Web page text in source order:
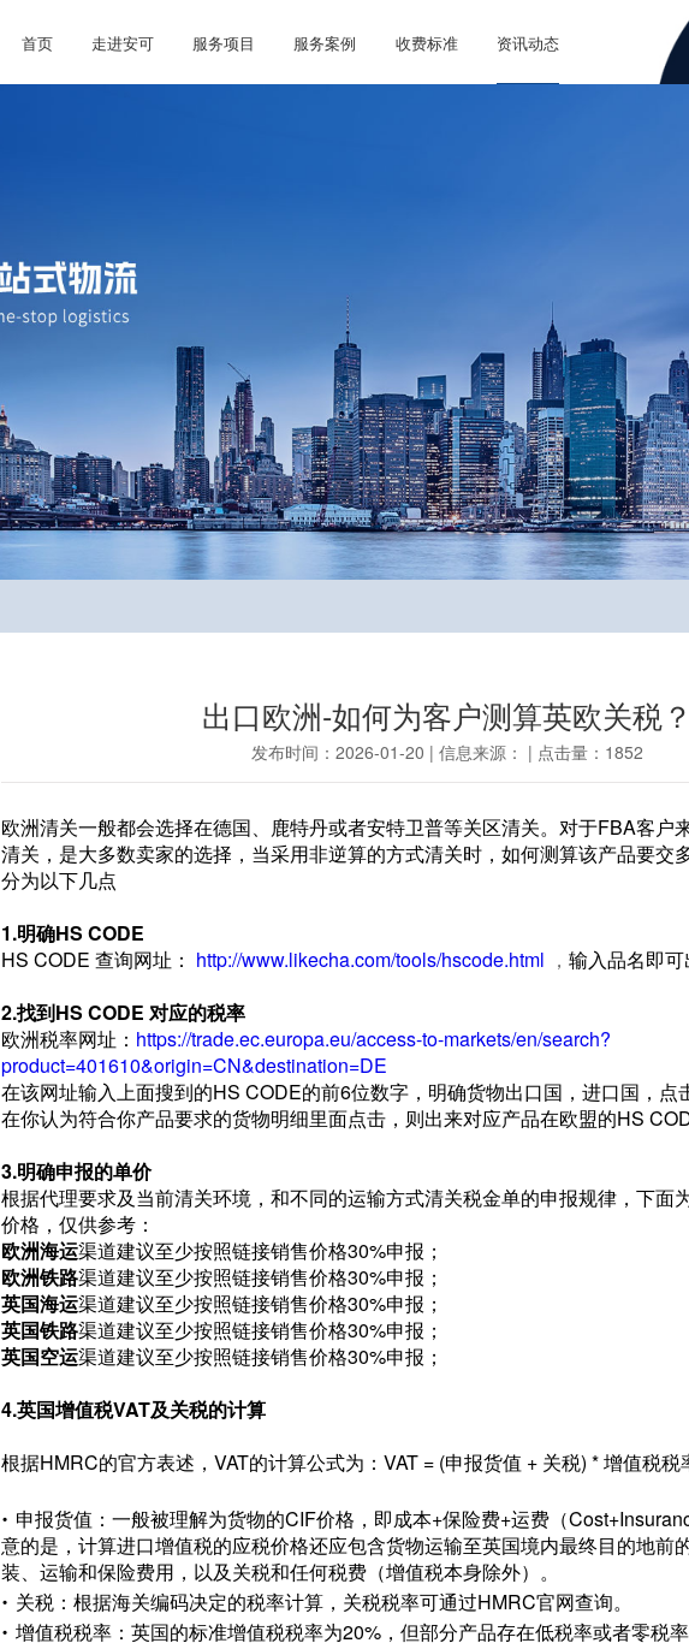
首页 走进安可 服务项目 服务案例 收费标准 资讯动态
出口欧洲-如何为客户测算英欧关税？
发布时间：2026-01-20 | 信息来源： | 点击量：1852
欧洲清关一般都会选择在德国、鹿特丹或者安特卫普等关区清关。对于FBA客户
清关，是大多数卖家的选择，当采用非逆算的方式清关时，如何测算该产品要交
分为以下几点
1.明确HS CODE
HS CODE 查询网址： http://www.likecha.com/tools/hscode.html ，输入品名即
2.找到HS CODE 对应的税率
欧洲税率网址： https://trade.ec.europa.eu/access-to-markets/en/search?
product=401610&origin=CN&destination=DE
在该网址输入上面搜到的HS CODE的前6位数字，明确货物出口国，进口国，点
在你认为符合你产品要求的货物明细里面点击，则出来对应产品在欧盟的HS
3.明确申报的单价
根据代理要求及当前清关环境，和不同的运输方式清关税金单的申报规律，下面
价格，仅供参考：
欧洲海运渠道建议至少按照链接销售价格30%申报；
欧洲铁路渠道建议至少按照链接销售价格30%申报；
英国海运渠道建议至少按照链接销售价格30%申报；
英国铁路渠道建议至少按照链接销售价格30%申报；
英国空运渠道建议至少按照链接销售价格30%申报；
4.英国增值税VAT及关税的计算
根据HMRC的官方表述，VAT的计算公式为：VAT = (申报货值 + 关税) * 增值税税
· 申报货值：一般被理解为货物的CIF价格，即成本+保险费+运费（
意的是，计算进口增值税的应税价格还应包含货物运输至英国境内最终目的地前
装、运输和保险费用，以及关税和任何税费（增值税本身除外）。
· 关税：根据海关编码决定的税率计算，关税税率可通过HMRC官网查询。
·增值税税率：英国的标准增值税税率为20%，但部分产品存在低税率或者零税率